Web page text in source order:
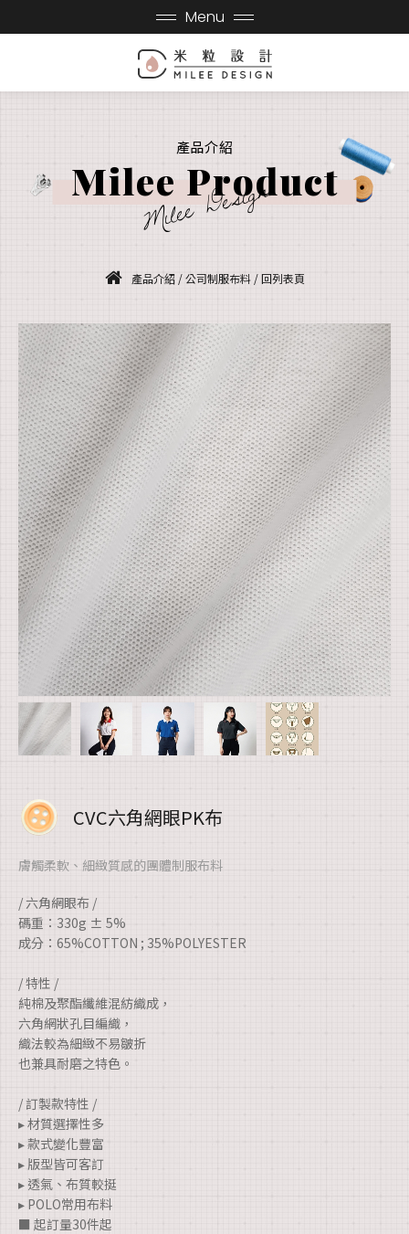
Menu
產品介紹
Milee Product
Milee Design
產品介紹 / 公司制服布料 / 回列表頁
CVC六角網眼PK布
膚觸柔軟、細緻質感的團體制服布料
/ 六角網眼布 /
碼重：330g ± 5%
成分：65%COTTON ; 35%POLYESTER
/ 特性 /
純棉及聚酯纖維混紡織成，
六角網狀孔目編織，
織法較為細緻不易皺折
也兼具耐磨之特色。
/ 訂製款特性 /
▸ 材質選擇性多
▸ 款式變化豐富
▸ 版型皆可客訂
▸ 透氣、布質較挺
▸ POLO常用布料
■ 起訂量30件起